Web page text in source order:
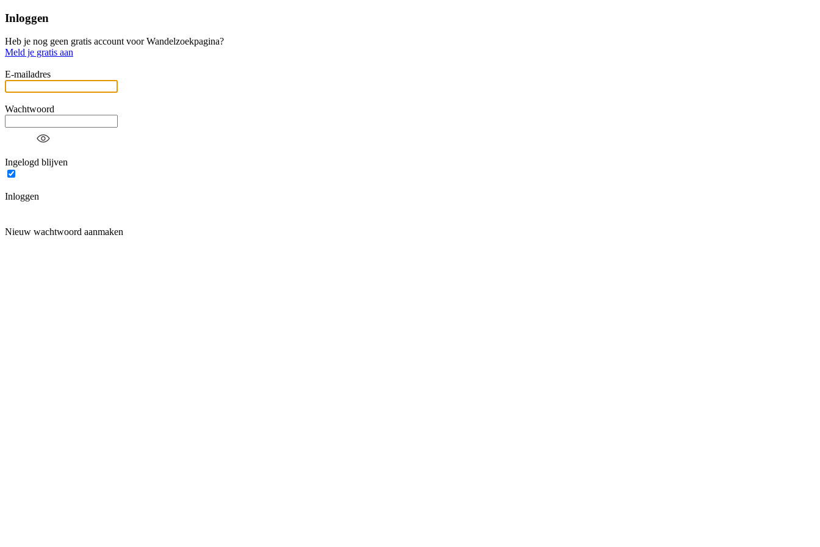
Inloggen
Heb je nog geen gratis account voor Wandelzoekpagina?
Meld je gratis aan
E-mailadres
Wachtwoord
Ingelogd blijven
Inloggen
Nieuw wachtwoord aanmaken